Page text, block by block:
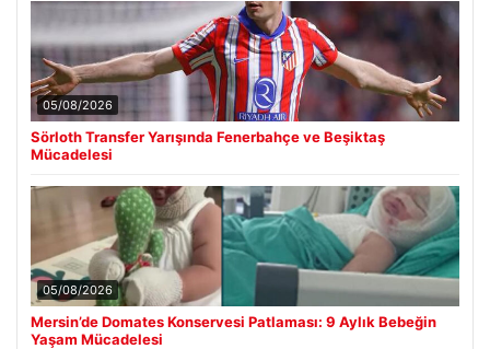
05/08/2026
Sörloth Transfer Yarışında Fenerbahçe ve Beşiktaş
Mücadelesi
05/08/2026
Mersin’de Domates Konservesi Patlaması: 9 Aylık Bebeğin
Yaşam Mücadelesi